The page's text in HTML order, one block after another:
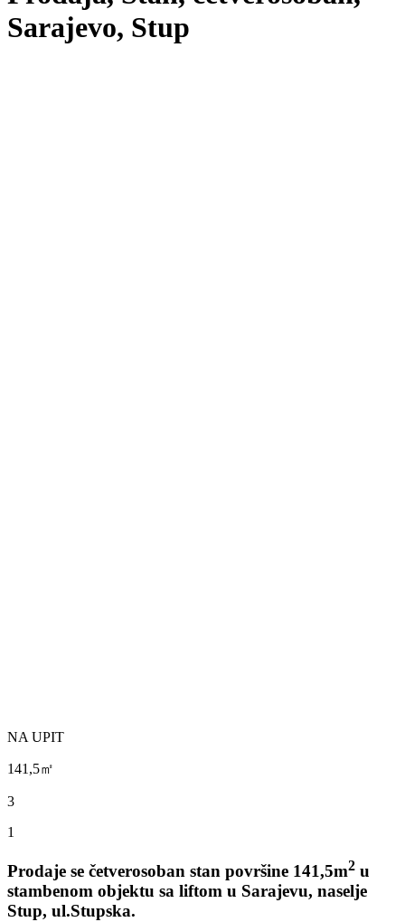
Sarajevo, Stup
NA UPIT
141,5㎡
3
1
Prodaje se četverosoban stan površine 141,5m2 u
stambenom objektu sa liftom u Sarajevu, naselje
Stup, ul.Stupska.